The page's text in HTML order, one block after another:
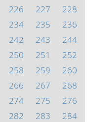
226 227
228
234 235
236
242 243
244
250 251
252
258 259
260
266 267
268
274 275
276
282 283
284